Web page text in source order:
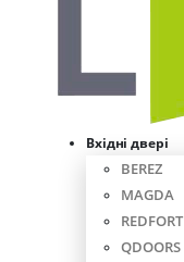
Вхідні двері
BEREZ
MAGDA
REDFORT
QDOORS